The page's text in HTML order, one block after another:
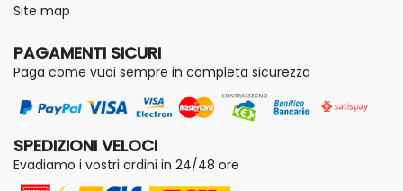
Site map
PAGAMENTI SICURI
Paga come vuoi sempre in completa sicurezza
SPEDIZIONI VELOCI
Evadiamo i vostri ordini in 24/48 ore